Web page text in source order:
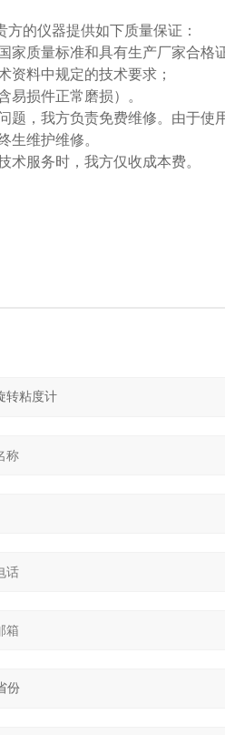
的仪器提供如下质量保证：
家质量标准和具有生产厂家合格
资料中规定的技术要求；
易损件正常磨损）。
题，我方负责免费维修。由于使
生维护维修。
术服务时，我方仅收成本费。